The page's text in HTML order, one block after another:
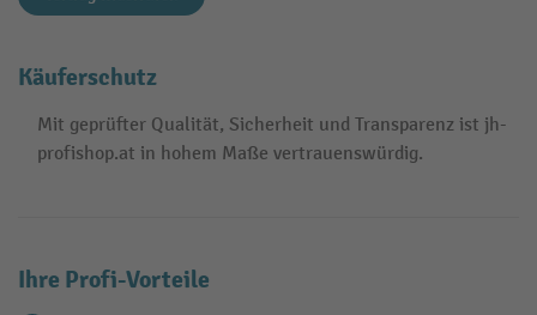
Käuferschutz
Mit geprüfter Qualität, Sicherheit und Transparenz ist jh-
profishop.at in hohem Maße vertrauenswürdig.
Ihre Profi-Vorteile